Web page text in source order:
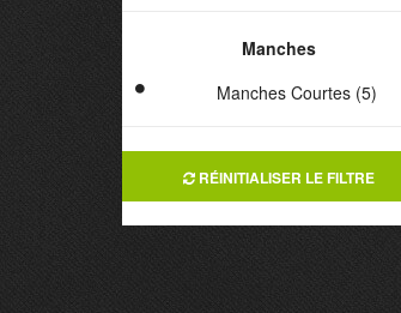
Manches
Manches Courtes (5)
RÉINITIALISER LE FILTRE